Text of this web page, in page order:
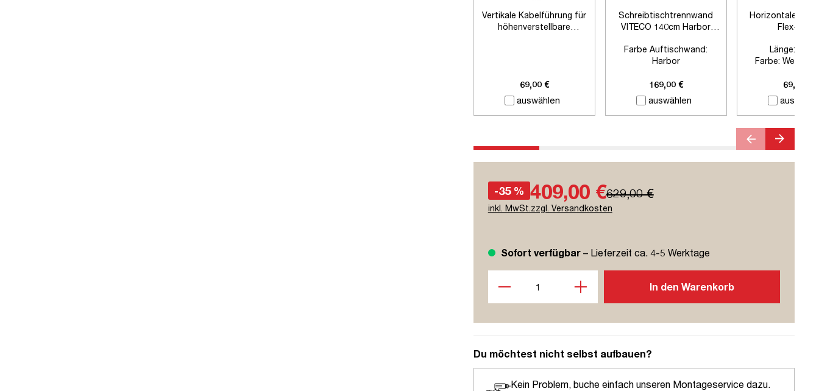
auswählen
Vertikale Kabelführung für
höhenverstellbare
69,00 €
auswählen
Schreibtischtrennwand
VITECO 140cm Harbor
Farbe Auftischwand:
Harbor
Weißaluminium
Länge:
1400mm
169,00 €
Horizontaler
Flex-small
Länge:
Farbe:
69,00 €
-35 % 409,00 €629,00 €
inkl. MwSt.zzgl. Versandkosten
Sofort verfügbar– Lieferzeit ca. 4-5 Werktage
In den Warenkorb
Du möchtest nicht selbst aufbauen?
Kein Problem, buche einfach unseren Montageservice dazu.